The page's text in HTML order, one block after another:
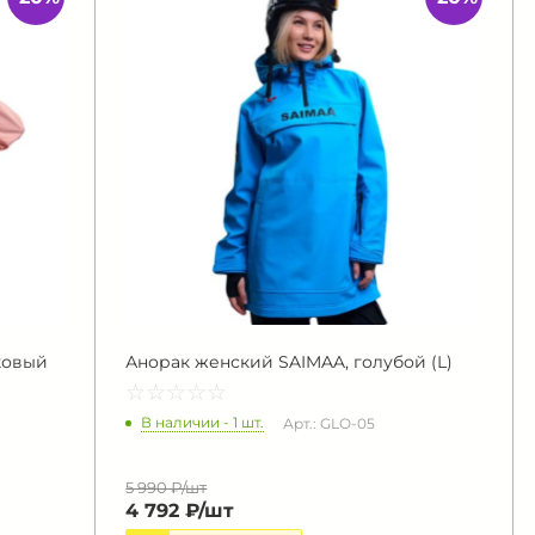
Анорак женский SAIMAA, голубой (L)
☆ ☆ ☆ ☆ ☆
★ ★ ★ ★ ★
В наличии - 1 шт. Арт.: GLO-05
5 990 ₽/шт
4 792 ₽/шт